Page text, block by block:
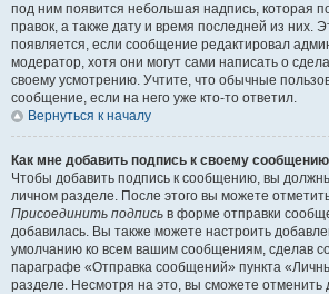
под ним появится небольшая надпись, которая
правок, а также дату и время последней из них.
появляется, если сообщение редактировал
модератор, хотя они могут сами написать о
своему усмотрению. Учтите, что обычные
сообщение, если на него уже кто-то ответил.
Вернуться к началу
Как мне добавить подпись к своему
Чтобы добавить подпись к сообщению, вы
личном разделе. После этого вы можете
Присоединить подпись в форме отправки
добавилась. Вы также можете настроить
умолчанию ко всем вашим сообщениям, сделав
параграфе «Отправка сообщений» пункта
разделе. Несмотря на это, вы сможете отменить